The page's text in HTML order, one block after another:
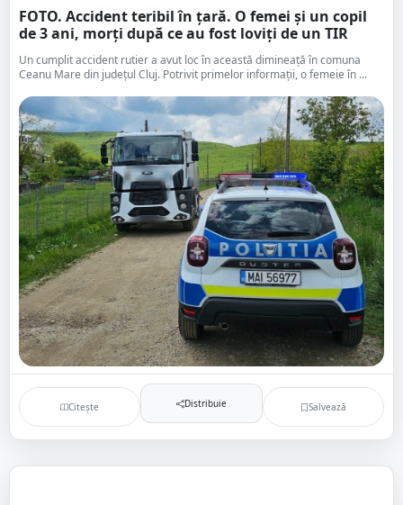
FOTO. Accident teribil în țară. O femei și un copil
de 3 ani, morți după ce au fost loviți de un TIR
Un cumplit accident rutier a avut loc în această dimineață în comuna
Ceanu Mare din județul Cluj. Potrivit primelor informații, o femeie în ...
Citește Distribuie Salvează